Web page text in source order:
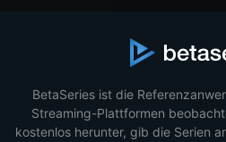
BetaSeries ist die
Streaming-Plattformen
kostenlos herunter, gib die Serien